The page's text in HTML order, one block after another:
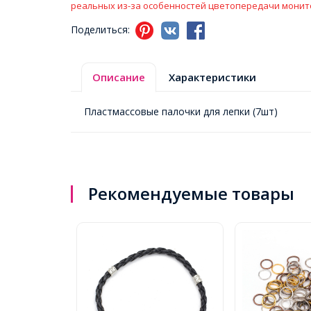
реальных из-за особенностей цветопередачи
Поделиться:
Описание Характеристики
Пластмассовые палочки для лепки (7шт)
Рекомендуемые товары